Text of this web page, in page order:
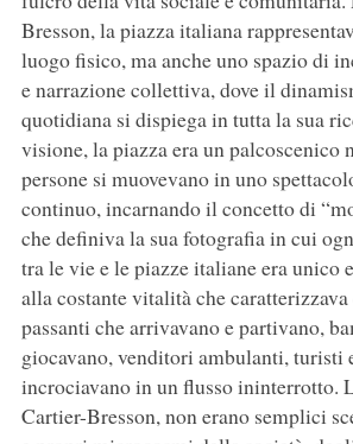
Bresson, la piazza italiana
luogo fisico, ma anche uno spazio di
e narrazione collettiva, dove il
quotidiana si dispiega in tutta la sua
visione, la piazza era un palcoscenico
persone si muovevano in uno
continuo, incarnando il concetto di
che definiva la sua fotografia in cui
tra le vie e le piazze italiane era unico
alla costante vitalità che
passanti che arrivavano e partivano,
giocavano, venditori ambulanti, turisti
incrociavano in un flusso ininterrotto.
Cartier-Bresson, non erano semplici